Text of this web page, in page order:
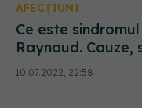
AFECȚIUNI
Ce este sindromul
Raynaud. Cauze,
și tratament.
cele mai afectate
10.07.2022, 22:58